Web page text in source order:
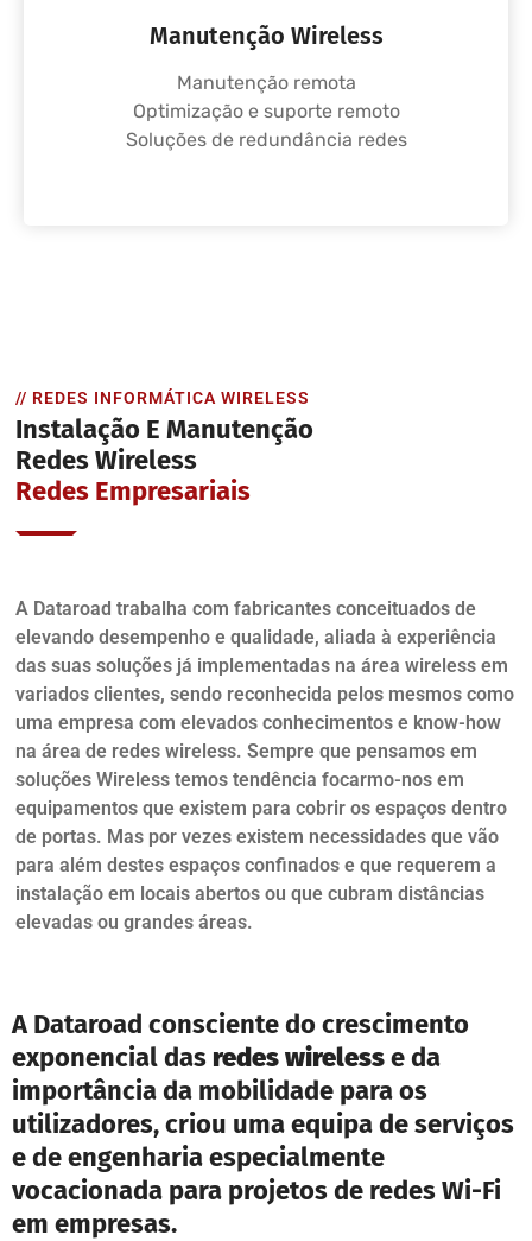
Manutenção Wireless
Manutenção remota
Optimização e suporte remoto
Soluções de redundância redes
// REDES INFORMÁTICA WIRELESS
Instalação E Manutenção
Redes Wireless
Redes Empresariais
A Dataroad trabalha com fabricantes conceituados de
elevando desempenho e qualidade, aliada à experiência
das suas soluções já implementadas na área wireless em
variados clientes, sendo reconhecida pelos mesmos como
uma empresa com elevados conhecimentos e know-how
na área de redes wireless. Sempre que pensamos em
soluções Wireless temos tendência focarmo-nos em
equipamentos que existem para cobrir os espaços dentro
de portas. Mas por vezes existem necessidades que vão
para além destes espaços confinados e que requerem a
instalação em locais abertos ou que cubram distâncias
elevadas ou grandes áreas.
A Dataroad consciente do crescimento
exponencial das redes wirelesse da
importância da mobilidade para os
utilizadores, criou uma equipa de serviços
e de engenharia especialmente
vocacionada para projetos de redes Wi-Fi
em empresas.